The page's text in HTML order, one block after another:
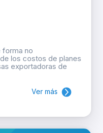
forma no
los costos de planes
exportadoras de
Ver más